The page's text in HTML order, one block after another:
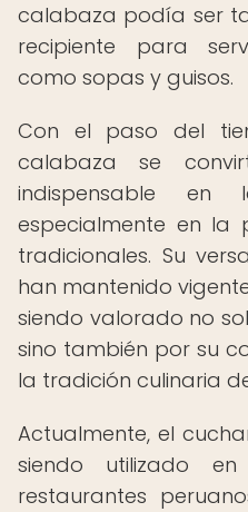
calabaza podía ser
recipiente para
como sopas y guisos.
Con el paso del
calabaza se
indispensable en
especialmente en la
tradicionales. Su
han mantenido
siendo valorado no
sino también por su
la tradición culinaria
Actualmente, el
siendo utilizado
restaurantes